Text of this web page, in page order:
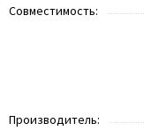
Совместимость:
Производитель: